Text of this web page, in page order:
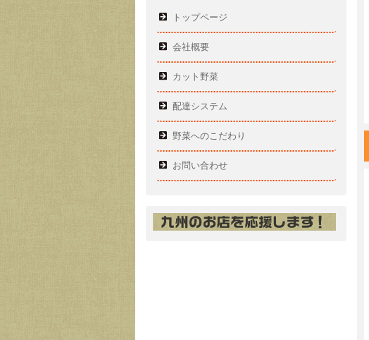
トップページ
会社概要
カット野菜
配達システム
野菜へのこだわり
お問い合わせ